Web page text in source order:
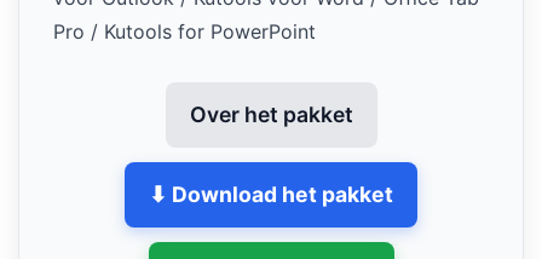
Pro / Kutools for PowerPoint
Over het pakket
⬇ Download het pakket